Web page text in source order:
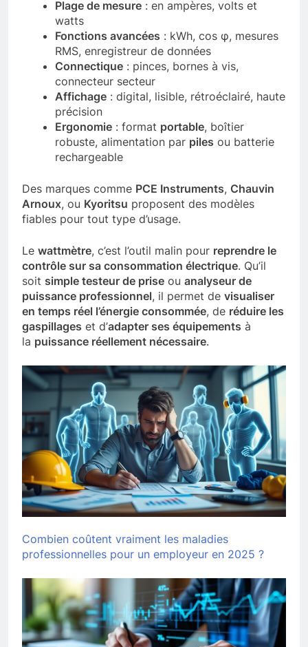
Plage de mesure : en ampères, volts et
watts
Fonctions avancées : kWh, cos φ, mesures
RMS, enregistreur de données
Connectique : pinces, bornes à vis,
connecteur secteur
Affichage : digital, lisible, rétroéclairé, haute
précision
Ergonomie : format portable, boîtier
robuste, alimentation par piles ou batterie
rechargeable
Des marques comme PCE Instruments, Chauvin
Arnoux, ou Kyoritsu proposent des modèles
fiables pour tout type d’usage.
Le wattmètre, c’est l’outil malin pour reprendre le
contrôle sur sa consommation électrique. Qu’il
soit simple testeur de prise ou analyseur de
puissance professionnel, il permet de visualiser
en temps réel l’énergie consommée, de réduire les
gaspillages et d’adapter ses équipements à
la puissance réellement nécessaire.
Combien coûtent vraiment les maladies
professionnelles pour un employeur en 2025 ?